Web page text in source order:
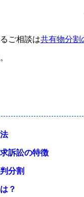
ご相談は共有物分割
訴訟の特徴
分割
？